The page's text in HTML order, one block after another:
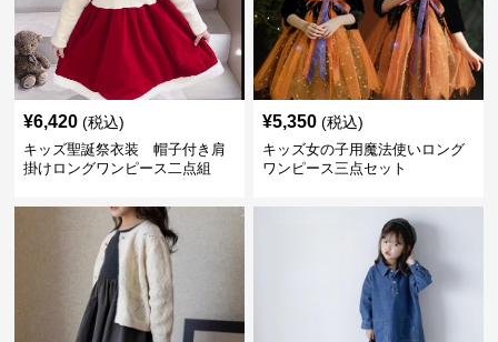
¥6,420 (税込)
キッズ聖誕祭衣装 帽子付き肩
掛けロングワンピース二点組
¥5,350 (税込)
キッズ女の子用魔法使いロング
ワンピース三点セット